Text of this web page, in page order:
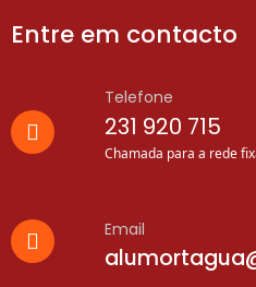
Entre em contacto
Telefone
231 920 715
Chamada para a rede
Email